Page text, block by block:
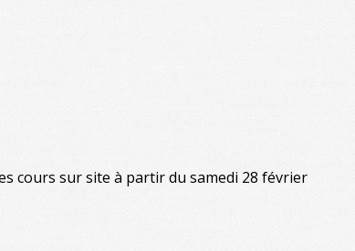
cours sur site à partir du samedi 28 février